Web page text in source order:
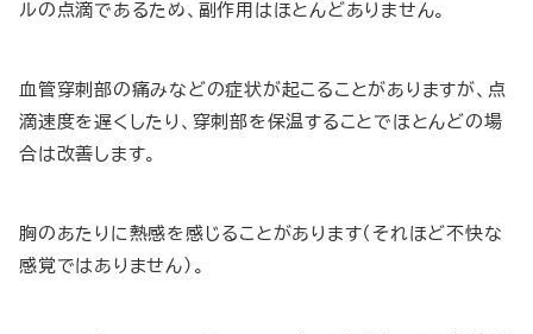
ルの点滴であるため、副作用はほとんどありません。
血管穿刺部の痛みなどの症状が起こることがありますが、点
滴速度を遅くしたり、穿刺部を保温することでほとんどの場
合は改善します。
胸のあたりに熱感を感じることがあります（それほど不快な
感覚ではありません）。